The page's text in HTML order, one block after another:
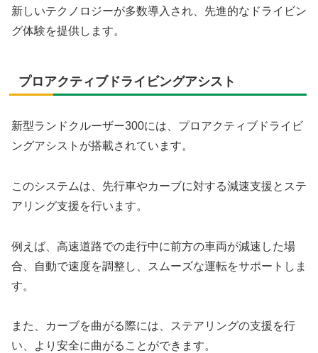
新しいテクノロジーが多数導入され、先進的なドライビン
グ体験を提供します。
プロアクティブドライビングアシスト
新型ランドクルーザー300には、プロアクティブドライビ
ングアシストが搭載されています。
このシステムは、先行車やカーブに対する減速支援とステ
アリング支援を行います。
例えば、高速道路での走行中に前方の車両が減速した場
合、自動で速度を調整し、スムーズな運転をサポートしま
す。
また、カーブを曲がる際には、ステアリングの支援を行
い、より安全に曲がることができます。